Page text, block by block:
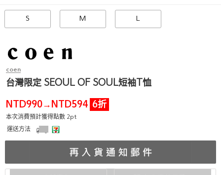
S M
coen
台灣限定 SEOUL OF SOUL短袖T恤
NTD990→ NTD594 6折
本次消費預計獲得點數 2pt
運送方法